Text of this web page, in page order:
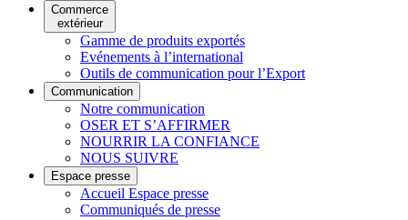
Commerce
extérieur
Gamme de produits exportés
Evénements à l’international
Outils de communication pour l’Export
Communication
Notre communication
OSER ET S’AFFIRMER
NOURRIR LA CONFIANCE
NOUS SUIVRE
Espace presse
Accueil Espace presse
Communiqués de presse